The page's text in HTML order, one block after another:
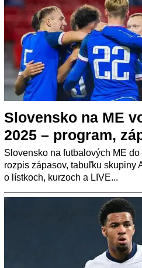
Slovensko na ME
2025 – program,
Slovensko na futbalových ME
rozpis zápasov, tabuľku skupiny
o lístkoch, kurzoch a LIVE...